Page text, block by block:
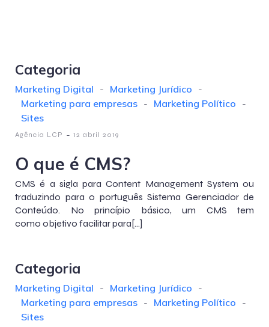
Categoria
Marketing Digital - Marketing Jurídico -
Marketing para empresas - Marketing Político -
Sites
Agência LCP - 12 abril 2019
O que é CMS?
CMS é a sigla para Content Management System ou
traduzindo para o português Sistema Gerenciador de
Conteúdo. No princípio básico, um CMS tem
como objetivo facilitar para[…]
Categoria
Marketing Digital - Marketing Jurídico -
Marketing para empresas - Marketing Político -
Sites